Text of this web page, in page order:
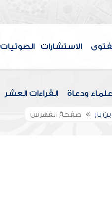
الاستشارات الصوتيات
علماء ودعاة القراءات العشر
باز صفحة الفهرس